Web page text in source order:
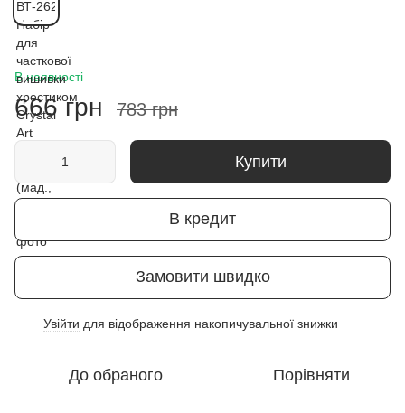
В наявності
666 грн 783 грн
Купити
В кредит
Замовити швидко
Увійти для відображення накопичувальної знижки
До обраного Порівняти